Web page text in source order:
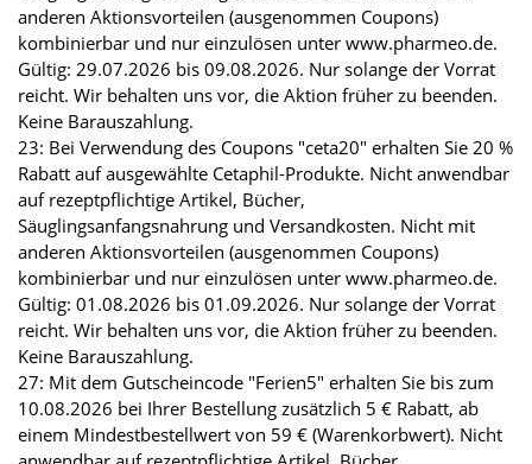
anderen Aktionsvorteilen (ausgenommen Coupons)
kombinierbar und nur einzulösen unter www.pharmeo.de.
Gültig: 29.07.2026 bis 09.08.2026. Nur solange der Vorrat
reicht. Wir behalten uns vor, die Aktion früher zu beenden.
Keine Barauszahlung.
23: Bei Verwendung des Coupons "ceta20" erhalten Sie 20 %
Rabatt auf ausgewählte Cetaphil-Produkte. Nicht anwendbar
auf rezeptpflichtige Artikel, Bücher,
Säuglingsanfangsnahrung und Versandkosten. Nicht mit
anderen Aktionsvorteilen (ausgenommen Coupons)
kombinierbar und nur einzulösen unter www.pharmeo.de.
Gültig: 01.08.2026 bis 01.09.2026. Nur solange der Vorrat
reicht. Wir behalten uns vor, die Aktion früher zu beenden.
Keine Barauszahlung.
27: Mit dem Gutscheincode "Ferien5" erhalten Sie bis zum
10.08.2026 bei Ihrer Bestellung zusätzlich 5 € Rabatt, ab
einem Mindestbestellwert von 59 € (Warenkorbwert). Nicht